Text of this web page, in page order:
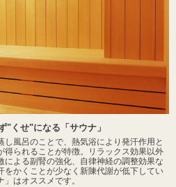
"くせ"になる「サウナ」
し風呂のことで、熱気浴により発汗作用と
得られることが特徴。リラックス効果以外
による副腎の強化、自律神経の調整効果な
をかくことが少なく新陳代謝が低下してい
はオススメです。